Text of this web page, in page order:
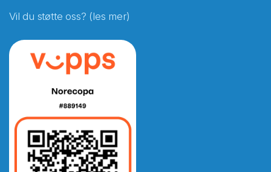
Vil du støtte oss? (les mer)